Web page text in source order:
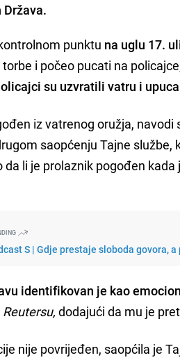
punktu na uglu 17.
i počeo pucati na
su uzvratili vatru i
iz vatrenog oružja,
saopćenju Tajne
da li je prolaznik pogođen
S | Gdje prestaje sloboda govora,
identifikovan je kao
Reutersu, dodajući da mu je
nije povrijeđen, saopćila je